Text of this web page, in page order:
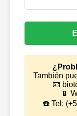
También
📧
📱
☎️ Tel: